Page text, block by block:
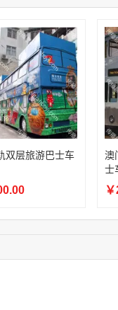
08:52:47
15:27:46
15:18:49
03:20:56
15:42:33
13:59:39
双层旅游巴士车
澳
士